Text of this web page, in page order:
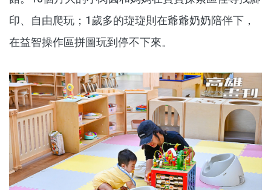
印、自由爬玩；1歲多的琁琁則在爺爺奶奶陪伴下，
在益智操作區拼圖玩到停不下來。